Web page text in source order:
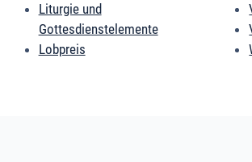
Liturgie und
Gottesdienstelemente
Lobpreis